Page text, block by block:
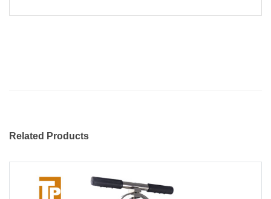
Related Products